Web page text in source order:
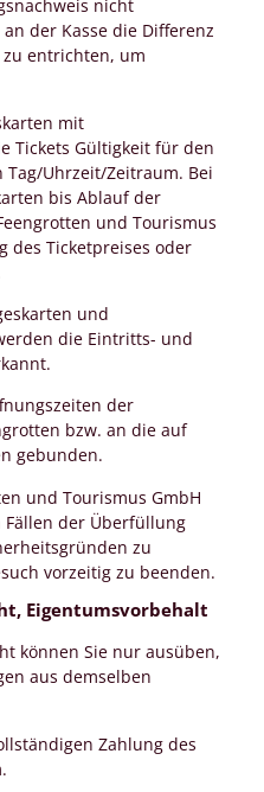
nicht
der Kasse die Differenz
entrichten, um
mit
Tickets Gültigkeit für den
Tag/Uhrzeit/Zeitraum. Bei
bis Ablauf der
und Tourismus
des Ticketpreises oder
und
die Eintritts- und
der
bzw. an die auf
gebunden.
und Tourismus GmbH
der Überfüllung
zu
vorzeitig zu beenden.
Eigentumsvorbehalt
können Sie nur ausüben,
aus demselben
Zahlung des